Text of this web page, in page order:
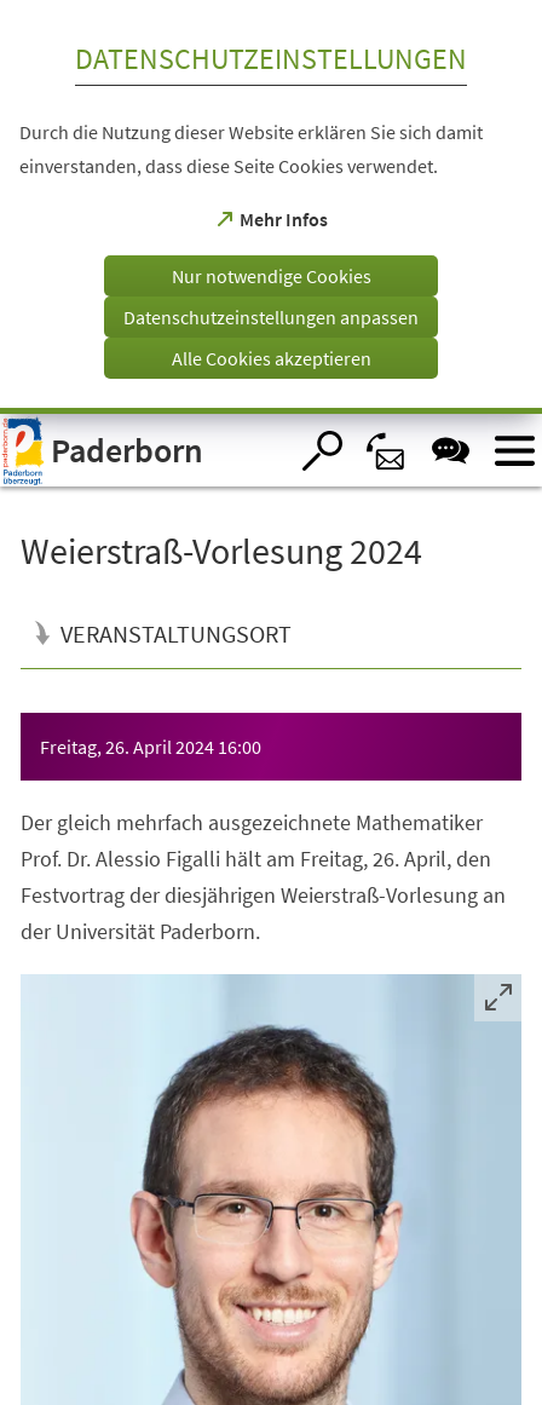
Visuelle
Assistenzsoftware
öffnen.
DATENSCHUTZEINSTELLUNGEN
Durch die Nutzung dieser Website erklären Sie sich damit
einverstanden, dass diese Seite Cookies verwendet.
Mehr Infos
(Öffnet
einem
Tab)
Nur notwendige Cookies
Datenschutzeinstellungen anpassen
Alle Cookies akzeptieren
Paderborn
Weierstraß-Vorlesung 2024
VERANSTALTUNGSORT
Freitag, 26. April 2024 16:00
Der gleich mehrfach ausgezeichnete Mathematiker
Prof. Dr. Alessio Figalli hält am Freitag, 26. April, den
Festvortrag der diesjährigen Weierstraß-Vorlesung an
der Universität Paderborn.